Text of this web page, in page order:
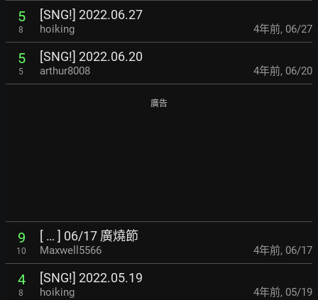
5
8
[SNG!] 2022.06.27
hoiking 4年前, 06/27
5
5
[SNG!] 2022.06.20
arthur8008 4年前, 06/20
廣告
9
10
[ … ] 06/17 廣燒節
Maxwell5566 4年前, 06/17
4
8
[SNG!] 2022.05.19
hoiking 4年前, 05/19